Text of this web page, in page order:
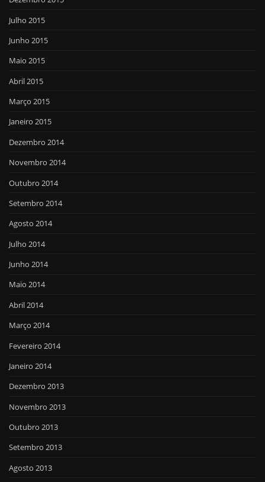
Julho 2015
Junho 2015
Maio 2015
Abril 2015
Março 2015
Janeiro 2015
Dezembro 2014
Novembro 2014
Outubro 2014
Setembro 2014
Agosto 2014
Julho 2014
Junho 2014
Maio 2014
Abril 2014
Março 2014
Fevereiro 2014
Janeiro 2014
Dezembro 2013
Novembro 2013
Outubro 2013
Setembro 2013
Agosto 2013